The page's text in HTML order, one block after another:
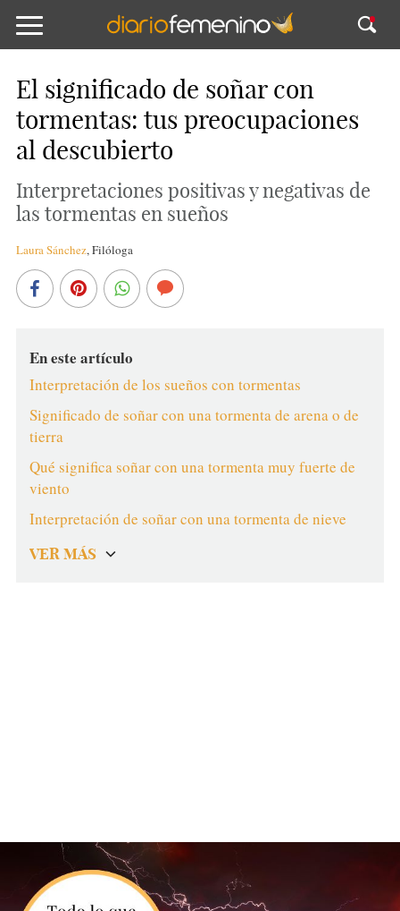
El significado de soñar con
tormentas: tus preocupaciones
al descubierto
Interpretaciones positivas y negativas de
las tormentas en sueños
Laura Sánchez,Filóloga
En este artículo
Interpretación de los sueños con tormentas
Significado de soñar con una tormenta de arena o de
tierra
Qué significa soñar con una tormenta muy fuerte de
viento
Interpretación de soñar con una tormenta de nieve